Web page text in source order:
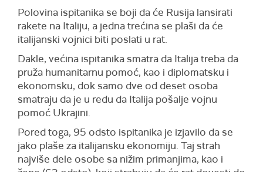
Polovina ispitanika se boji da će Rusija lansirati
rakete na Italiju, a jedna trećina se plaši da će
italijanski vojnici biti poslati u rat.
Dakle, većina ispitanika smatra da Italija treba da
pruža humanitarnu pomoć, kao i diplomatsku i
ekonomsku, dok samo dve od deset osoba
smatraju da je u redu da Italija pošalje vojnu
pomoć Ukrajini.
Pored toga, 95 odsto ispitanika je izjavilo da se
jako plaše za italijansku ekonomiju. Taj strah
najviše dele osobe sa nižim primanjima, kao i